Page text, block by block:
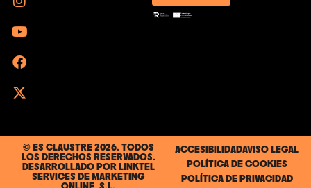
© ES CLAUSTRE 2026. TODOS
LOS DERECHOS RESERVADOS.
DESARROLLADO POR LINKTEL
SERVICES DE MARKETING
ACCESIBILIDADAVISO LEGAL
POLÍTICA DE COOKIES
POLÍTICA DE PRIVACIDAD